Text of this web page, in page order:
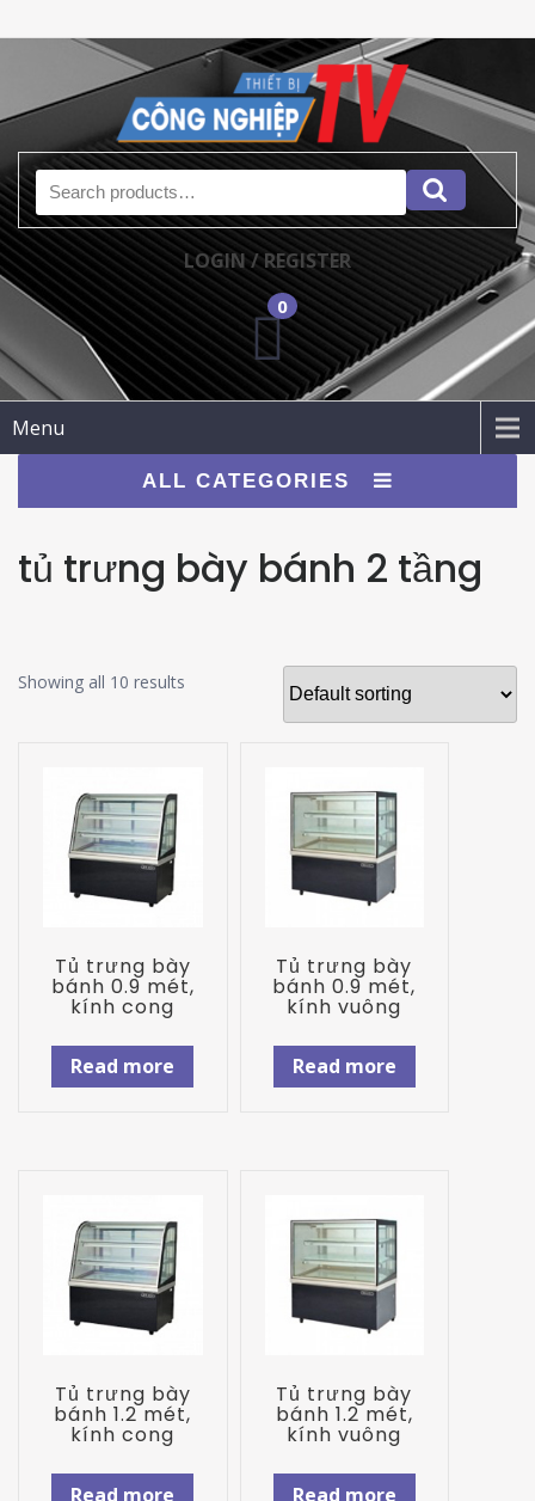
Search for:
LOGIN / REGISTER
0
Menu
ALL CATEGORIES
tủ trưng bày bánh 2 tầng
Showing all 10 results
Tủ trưng bày
bánh 0.9 mét,
kính cong
Read more
Tủ trưng bày
bánh 0.9 mét,
kính vuông
Read more
Tủ trưng bày
bánh 1.2 mét,
kính cong
Read more
Tủ trưng bày
bánh 1.2 mét,
kính vuông
Read more